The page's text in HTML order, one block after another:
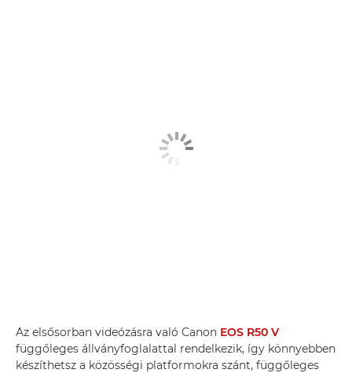
Az elsősorban videózásra való Canon EOS R50 V
függőleges állványfoglalattal rendelkezik, így könnyebben
készíthetsz a közösségi platformokra szánt, függőleges